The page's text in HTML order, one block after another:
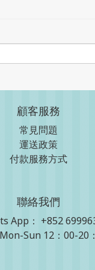
顧客服務
常見問題
運送政策
付款服務方式
聯絡我們
App： +852
Sun 12：00-20